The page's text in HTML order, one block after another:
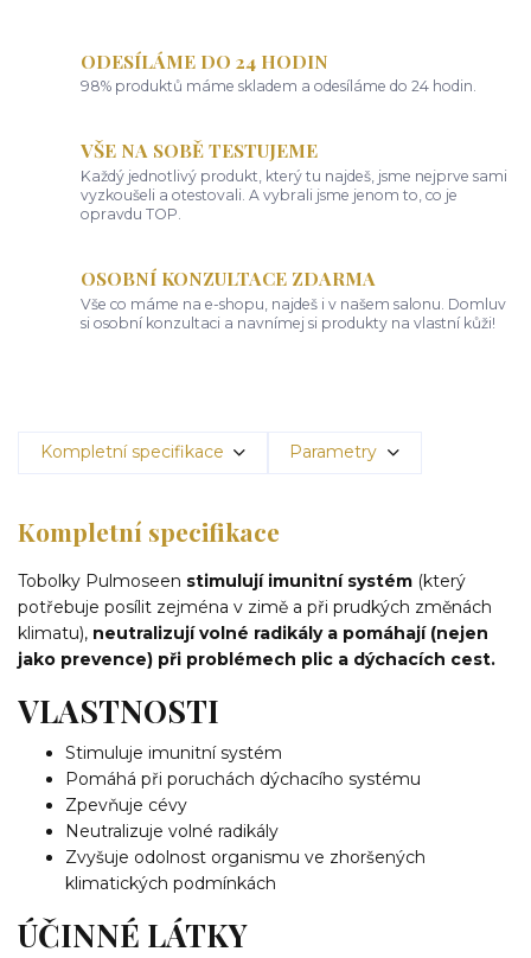
ODESÍLÁME DO 24 HODIN
98% produktů máme skladem a odesíláme do 24 hodin.
VŠE NA SOBĚ TESTUJEME
Každý jednotlivý produkt, který tu najdeš, jsme nejprve sami
vyzkoušeli a otestovali. A vybrali jsme jenom to, co je
opravdu TOP.
OSOBNÍ KONZULTACE ZDARMA
Vše co máme na e-shopu, najdeš i v našem salonu. Domluv
si osobní konzultaci a navnímej si produkty na vlastní kůži!
Kompletní specifikace Parametry
Kompletní specifikace
Tobolky Pulmoseen stimulují imunitní systém (který
potřebuje posílit zejména v zimě a při prudkých změnách
klimatu), neutralizují volné radikály a pomáhají (nejen
jako prevence) při problémech plic a dýchacích cest.
VLASTNOSTI
Stimuluje imunitní systém
Pomáhá při poruchách dýchacího systému
Zpevňuje cévy
Neutralizuje volné radikály
Zvyšuje odolnost organismu ve zhoršených
klimatických podmínkách
ÚČINNÉ LÁTKY